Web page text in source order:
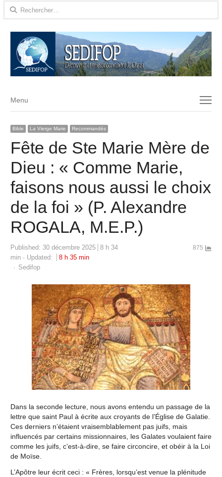
Rechercher :
Menu
Menu
Bible La Vierge Marie Recommandés
Fête de Ste Marie Mère de
Dieu : « Comme Marie,
faisons nous aussi le choix
de la foi » (P. Alexandre
ROGALA, M.E.P.)
Published: 30 décembre 2025
8 h 34
min
Updated:
8 h 35 min
Author
Sedifop
875
Dans la seconde lecture, nous avons entendu un passage de la
lettre que saint Paul à écrite aux croyants de l’Église de Galatie.
Ces derniers n’étaient vraisemblablement pas juifs, mais
influencés par certains missionnaires, les Galates voulaient faire
comme les juifs, c’est-à-dire, se faire circoncire, et obéir à la Loi
de Moïse.
L’Apôtre leur écrit ceci : « Frères, lorsqu’est venue la plénitude